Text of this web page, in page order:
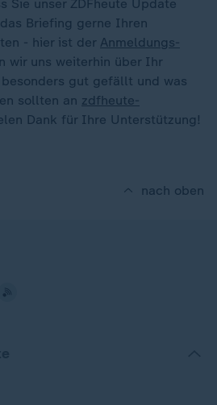
Sie unser ZDFheute Update
Briefing gerne Ihren
- hier ist der Anmeldungs-
wir uns weiterhin über Ihr
gut gefällt und was
sollten an zdfheute-
Dank für Ihre Unterstützung!
nach oben